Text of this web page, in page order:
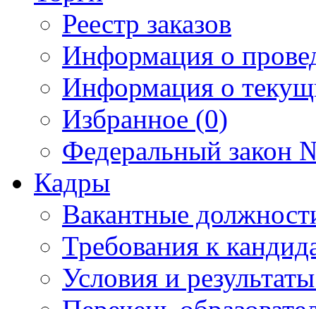
Реестр заказов
Информация о
Информация о
Избранное (0)
Федеральный закон
Кадры
Вакантные
Требования к
Условия и